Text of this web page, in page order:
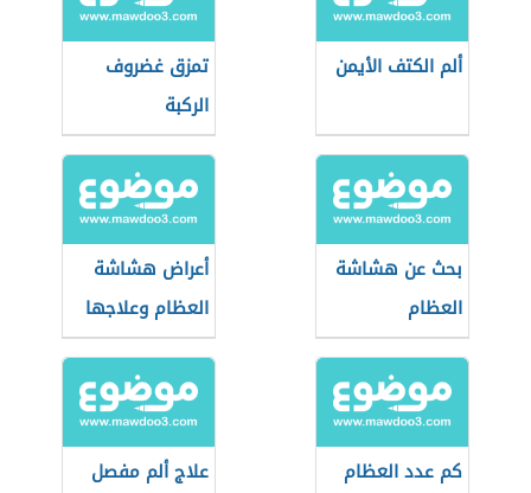
ألم الكتف الأيمن
تمزق غضروف
الركبة
بحث عن هشاشة
العظام
أعراض هشاشة
العظام وعلاجها
كم عدد العظام
علاج ألم مفصل